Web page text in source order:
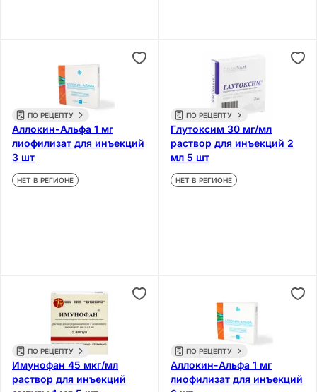
ПО РЕЦЕПТУ
Аллокин-Альфа 1 мг
лиофилизат для инъекций
3 шт
НЕТ В РЕГИОНЕ
ПО РЕЦЕПТУ
Глутоксим 30 мг/мл
раствор для инъекций 2
мл 5 шт
НЕТ В РЕГИОНЕ
ПО РЕЦЕПТУ
Имунофан 45 мкг/мл
раствор для инъекций
ПО РЕЦЕПТУ
Аллокин-Альфа 1 мг
лиофилизат для инъекций